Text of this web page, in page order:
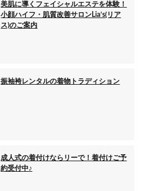
美肌に導くフェイシャルエステを体験！
小顔ハイフ・肌質改善サロンLia’s(リア
ス)のご案内
振袖袴レンタルの着物トラディション
成人式の着付けならリーで！着付けご予
約受付中♪